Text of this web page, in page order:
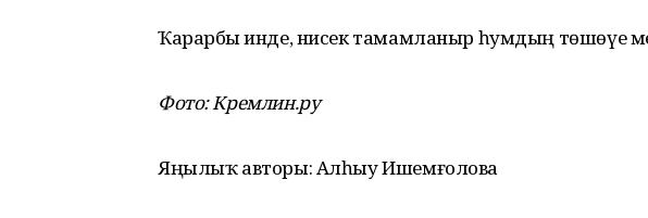
Ҡарарбыҙ инде, нисек тамамланыр һумдың төшөүе
Фото: Кремлин.ру
Яңылыҡ авторы: Алһыу Ишемғолова